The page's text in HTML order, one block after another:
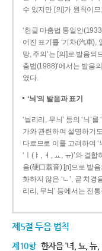
수 있지만 [의]가 원칙이므
‘한글 마춤법 통일안
어진 표기를 ‘기차(汽車),
망, 주의’는 [의]로 발음되
춤법(1988)’에서는 발음
였다.
‘늬’의 발음과 표기
‘늴리리, 무늬’ 등의 ‘늬’
가와 관련하여 설명하기도
다르므로 이를 고려하여 ‘
‘ㅣ(ㅑ, ㅕ, ㅛ, ㅠ)’와 결
음(硬口蓋音) [ɲ]으로 발음
화하지 않은 ‘ㄴ’, 곧 치경
리리, 무늬’ 등에서는 전
제5절 두음 법칙
제10항 한자음 ‘녀, 뇨, 뉴